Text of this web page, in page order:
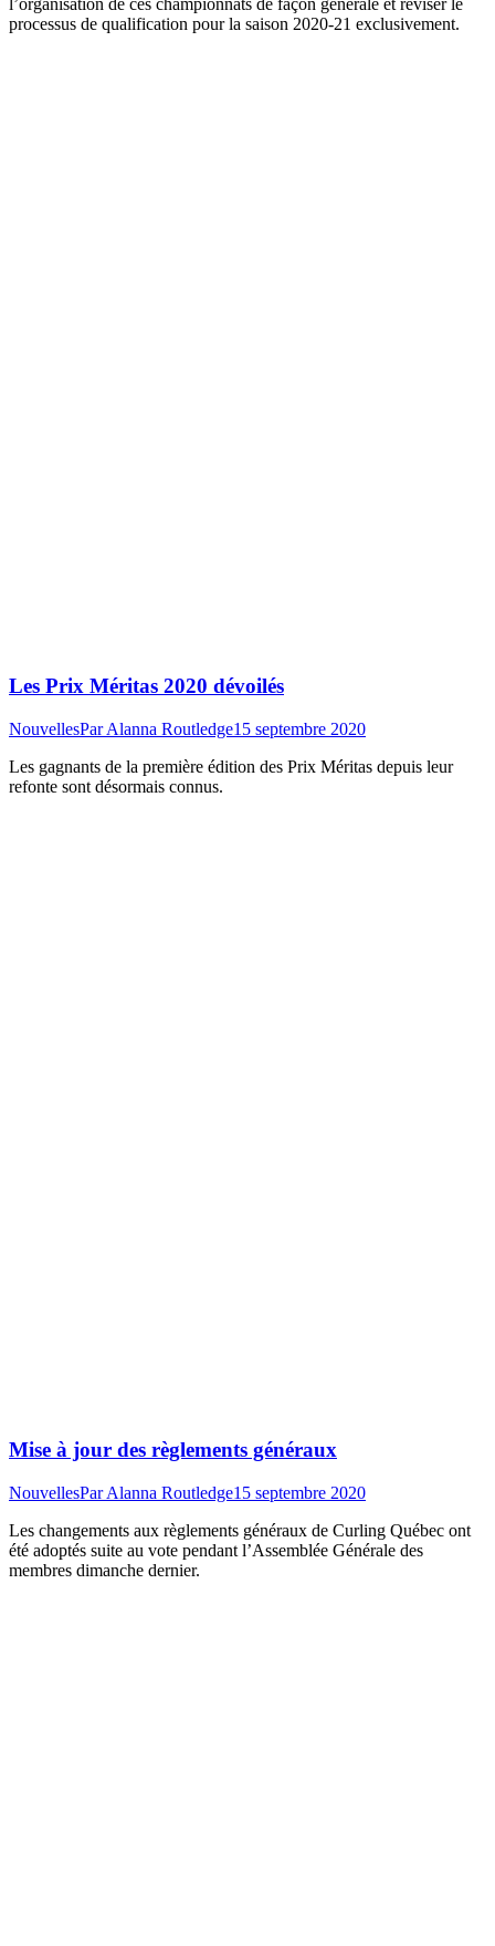
processus de qualification pour la saison 2020-21 exclusivement.
Les Prix Méritas 2020 dévoilés
NouvellesParAlanna Routledge15 septembre 2020
Les gagnants de la première édition des Prix Méritas depuis leur
refonte sont désormais connus.
Mise à jour des règlements généraux
NouvellesParAlanna Routledge15 septembre 2020
Les changements aux règlements généraux de Curling Québec ont
été adoptés suite au vote pendant l’Assemblée Générale des
membres dimanche dernier.